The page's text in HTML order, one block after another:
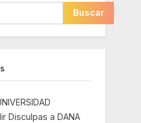
Buscar
Disculpas a DANA